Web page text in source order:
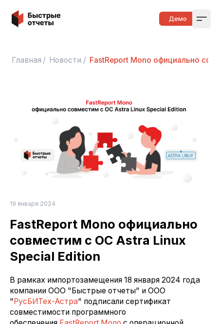
Быстрые отчеты Демо
Главная / Новости / FastReport Mono официально
19 января 2024
FastReport Mono официально
совместим с ОС Astra Linux
Special Edition
В рамках импортозамещения 18 января 2024 года
компании ООО "Быстрые отчеты" и ООО
"РусБИТех-Астра" подписали сертификат
совместимости программного